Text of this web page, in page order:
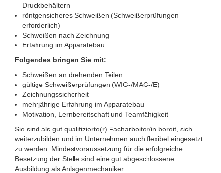
Druckbehältern
röntgensicheres Schweißen (Schweißerprüfungen
erforderlich)
Schweißen nach Zeichnung
Erfahrung im Apparatebau
Folgendes bringen Sie mit:
Schweißen an drehenden Teilen
gültige Schweißerprüfungen (WIG-/MAG-/E)
Zeichnungssicherheit
mehrjährige Erfahrung im Apparatebau
Motivation, Lernbereitschaft und Teamfähigkeit
Sie sind als gut qualifizierte(r) Facharbeiter/in bereit, sich
weiterzubilden und im Unternehmen auch flexibel eingesetzt
zu werden. Mindestvoraussetzung für die erfolgreiche
Besetzung der Stelle sind eine gut abgeschlossene
Ausbildung als Anlagenmechaniker.